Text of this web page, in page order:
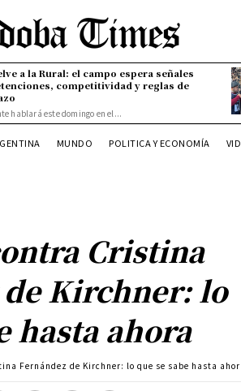
a la Rural: el campo espera señales
competitividad y reglas de
hablará este domingo en el...
MUNDO POLITICA Y ECONOMÍA
Cristina
de Kirchner: lo
hasta ahora
Fernández de Kirchner: lo que se sabe hasta